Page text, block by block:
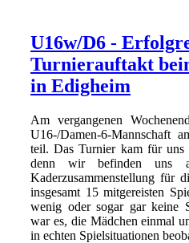
U16w/D6 -
Turnierauftakt
in Edigheim
Am vergangenen
U16-/Damen-6-Mannschaft
teil. Das Turnier kam für uns
denn wir befinden uns
Kaderzusammenstellung für
insgesamt 15 mitgereisten
wenig oder sogar gar keine
war es, die Mädchen einmal
in echten Spielsituationen